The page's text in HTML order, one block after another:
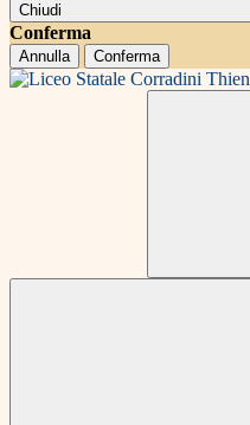
Chiudi
Conferma
Annulla Conferma